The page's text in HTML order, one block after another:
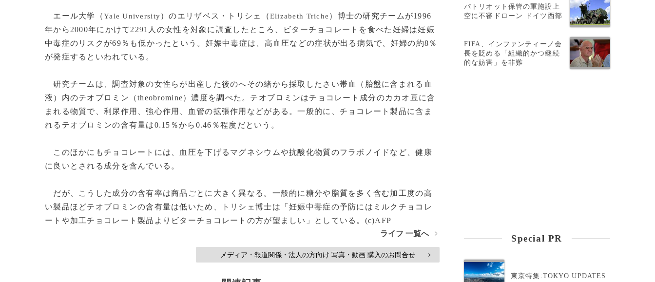
エール大学（Yale University）のエリザベス・トリシェ（Elizabeth Triche ）博士の研究チームが1996
年から2000年にかけて2291人の女性を対象に調査したところ、ビターチョコレートを食べた妊婦は妊娠
中毒症のリスクが69％も低かったという。妊娠中毒症は、高血圧などの症状が出る病気で、妊婦の約8％
が発症するといわれている。
研究チームは、調査対象の女性らが出産した後のへその緒から採取したさい帯血（胎盤に含まれる血
液）内のテオブロミン（theobromine）濃度を調べた。テオブロミンはチョコレート成分のカカオ豆に含
まれる物質で、利尿作用、強心作用、血管の拡張作用などがある。一般的に、チョコレート製品に含ま
れるテオブロミンの含有量は0.15％から0.46％程度だという。
このほかにもチョコレートには、血圧を下げるマグネシウムや抗酸化物質のフラボノイドなど、健康
に良いとされる成分を含んでいる。
だが、こうした成分の含有率は商品ごとに大きく異なる。一般的に糖分や脂質を多く含む加工度の高
い製品ほどテオブロミンの含有量は低いため、トリシェ博士は「妊娠中毒症の予防にはミルクチョコレ
ートや加工チョコレート製品よりビターチョコレートの方が望ましい」としている。(c)AFP
ライフ 一覧へ
>
メディア・報道関係・法人の方向け 写真・動画 購入のお問合せ >
パトリオット保管の軍施設上
空に不審ドローン ドイツ西部
FIFA、インファンティーノ会
長を貶める「組織的かつ継続
的な妨害」を非難
Special PR
東京特集:TOKYO UPDATES